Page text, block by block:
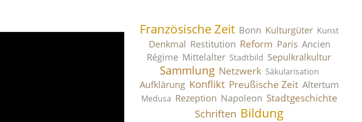
Französische Zeit Bonn Kulturgüter Kunst
Denkmal Restitution Reform Paris Ancien
Régime Mittelalter Stadtbild Sepulkralkultur
Sammlung Netzwerk Säkularisation
Aufklärung Konflikt Preußische Zeit Altertum
Medusa Rezeption Napoleon Stadtgeschichte
Schriften Bildung